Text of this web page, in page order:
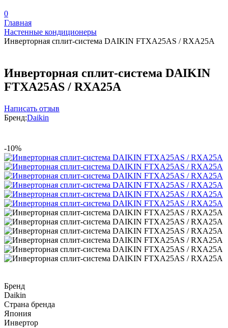
0
Главная
Настенные кондиционеры
Инверторная сплит-система DAIKIN FTXA25AS / RXA25A
Инверторная сплит-система DAIKIN
FTXA25AS / RXA25A
Написать отзыв
Бренд:Daikin
-10%
Бренд
Daikin
Страна бренда
Япония
Инвертор